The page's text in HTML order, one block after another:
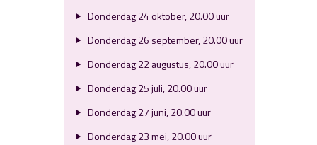
Donderdag 24 oktober, 20.00 uur
Donderdag 26 september, 20.00 uur
Donderdag 22 augustus, 20.00 uur
Donderdag 25 juli, 20.00 uur
Donderdag 27 juni, 20.00 uur
Donderdag 23 mei, 20.00 uur